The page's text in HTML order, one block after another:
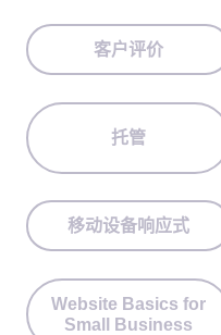
客户评价
托管
移动设备响应式
Website Basics for
Small Business